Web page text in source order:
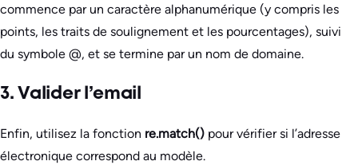
commence par un caractère alphanumérique (y compris les
points, les traits de soulignement et les pourcentages), suivi
du symbole @, et se termine par un nom de domaine.
3. Valider l’email
Enfin, utilisez la fonction re.match() pour vérifier si l’adresse
électronique correspond au modèle.